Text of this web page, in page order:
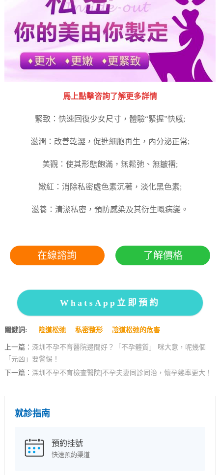
馬上點擊咨詢了解更多詳情
緊致：快速回復少女尺寸，體驗“緊握”快感;
滋潤：改善乾澀，促進細胞再生，內分泌正常;
美觀：使其形態飽滿，無鬆弛、無皺褶;
嫩紅：消除私密處色素沉著，淡化黑色素;
滋養：清潔私密，預防感染及其衍生嘅病變。
在線諮詢 了解價格
WhatsApp立即預約
關鍵詞: 陰道松弛 私密整形 陰道松弛的危害
上一篇： 深圳不孕不育醫院邊間好？「不孕體質」 咪大意，呢幾個
「元凶」要警惕！
下一篇： 深圳不孕不育檢查醫院|不孕夫妻同診同治，懷孕幾率更大！
就診指南
預約挂號
快速預約渠道